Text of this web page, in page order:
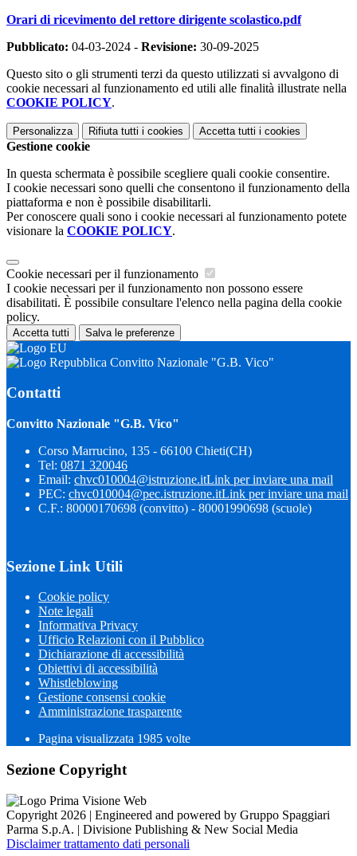
Orari di ricevimento del rettore dirigente scolastico.pdf
Pubblicato: 04-03-2024 - Revisione: 30-09-2025
Questo sito o gli strumenti terzi da questo utilizzati si avvalgono di
cookie necessari al funzionamento ed utili alle finalità illustrate nella
COOKIE POLICY.
Personalizza Rifiuta tutti i cookies Accetta tutti i cookies
Gestione cookie
In questa schermata è possibile scegliere quali cookie consentire.
I cookie necessari sono quelli che consentono il funzionamento della
piattaforma e non è possibile disabilitarli.
Per conoscere quali sono i cookie necessari al funzionamento potete
visionare la COOKIE POLICY.
Cookie necessari per il funzionamento
I cookie necessari per il funzionamento non possono essere
disabilitati. È possibile consultare l'elenco nella pagina della cookie
policy.
Accetta tutti Salva le preferenze
Convitto Nazionale "G.B. Vico"
Contatti
Convitto Nazionale "G.B. Vico"
Corso Marrucino, 135 - 66100 Chieti(CH)
Tel: 0871 320046
Email: chvc010004@istruzione.itLink per inviare una mail
PEC: chvc010004@pec.istruzione.itLink per inviare una mail
C.F.: 80000170698 (convitto) - 80001990698 (scuole)
Sezione Link Utili
Cookie policy
Note legali
Informativa Privacy
Ufficio Relazioni con il Pubblico
Dichiarazione di accessibilità
Obiettivi di accessibilità
Whistleblowing
Gestione consensi cookie
Amministrazione trasparente
Pagina visualizzata 1985 volte
Sezione Copyright
Copyright 2026 | Engineered and powered by Gruppo Spaggiari
Parma S.p.A. | Divisione Publishing & New Social Media
Disclaimer trattamento dati personali